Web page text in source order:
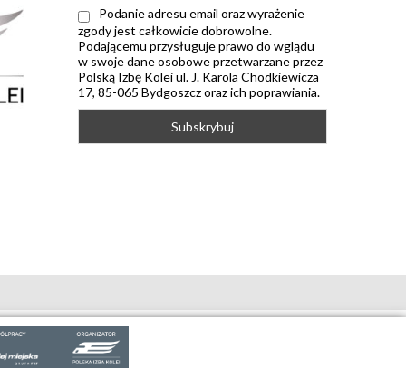
Podanie adresu email oraz wyrażenie
zgody jest całkowicie dobrowolne.
Podającemu przysługuje prawo do wglądu
w swoje dane osobowe przetwarzane przez
Polską Izbę Kolei ul. J. Karola Chodkiewicza
17, 85-065 Bydgoszcz oraz ich poprawiania.